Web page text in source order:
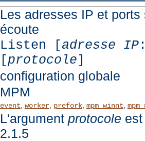
Les adresses IP et
écoute
Listen [adresse IP
[protocole]
configuration globale
MPM
event worker, prefork, mpm_winnt
L'argument protocole
2.1.5